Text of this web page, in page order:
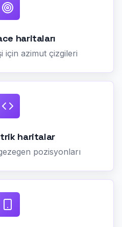
haritaları
için azimut çizgileri
haritalar
pozisyonları